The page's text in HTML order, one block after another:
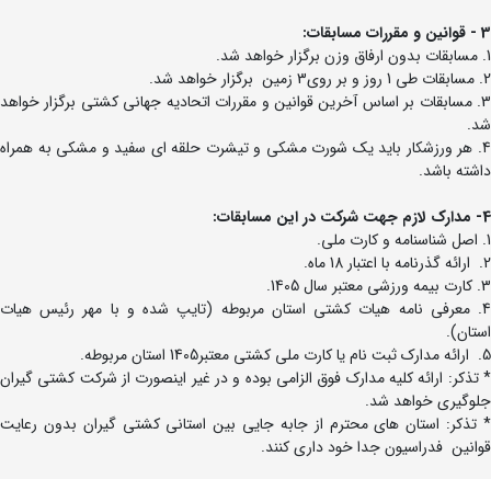
3 - قوانین و مقررات مسابقات:
1. مسابقات بدون ارفاق وزن برگزار خواهد شد.
2. مسابقات طی 1 روز و بر روی3 زمین برگزار خواهد شد.
3. مسابقات بر اساس آخرین قوانین و مقررات اتحادیه جهانی کشتی برگزار خواهد
شد.
4. هر ورزشکار باید یک شورت مشکی و تیشرت حلقه ای سفید و مشکی به همراه
داشته باشد.
4- مدارک لازم جهت شرکت در این مسابقات:
1. اصل شناسنامه و کارت ملی.
2. ارائه گذرنامه با اعتبار 18 ماه.
3. کارت بیمه ورزشی معتبر سال 1405.
4. معرفی نامه هیات کشتی استان مربوطه (تایپ شده و با مهر رئیس هیات
استان).
5. ارائه مدارک ثبت نام یا کارت ملی کشتی معتبر1405 استان مربوطه.
* تذکر: ارائه کلیه مدارک فوق الزامی بوده و در غیر اینصورت از شرکت کشتی گیران
جلوگیری خواهد شد.
* تذکر: استان های محترم از جابه جایی بین استانی کشتی گیران بدون رعایت
قوانین فدراسیون جدا خود داری کنند.